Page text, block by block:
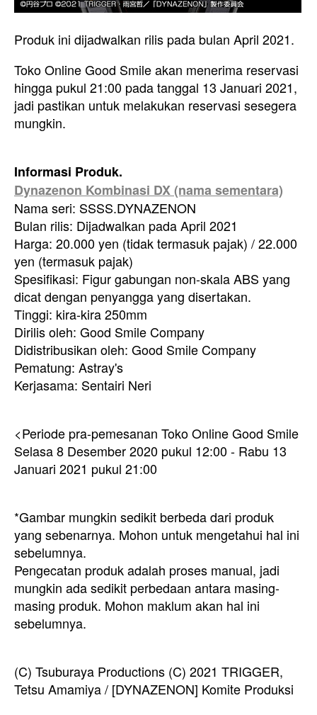
Produk ini dijadwalkan rilis pada bulan April 2021.
Toko Online Good Smile akan menerima reservasi
hingga pukul 21:00 pada tanggal 13 Januari 2021,
jadi pastikan untuk melakukan reservasi sesegera
mungkin.
Informasi Produk.
Dynazenon Kombinasi DX (nama sementara)
Nama seri: SSSS.DYNAZENON
Bulan rilis: Dijadwalkan pada April 2021
Harga: 20.000 yen (tidak termasuk pajak) / 22.000
yen (termasuk pajak)
Spesifikasi: Figur gabungan non-skala ABS yang
dicat dengan penyangga yang disertakan.
Tinggi: kira-kira 250mm
Dirilis oleh: Good Smile Company
Didistribusikan oleh: Good Smile Company
Pematung: Astray's
Kerjasama: Sentairi Neri
<Periode pra-pemesanan Toko Online Good Smile
Selasa 8 Desember 2020 pukul 12:00 - Rabu 13
Januari 2021 pukul 21:00
*Gambar mungkin sedikit berbeda dari produk
yang sebenarnya. Mohon untuk mengetahui hal ini
sebelumnya.
Pengecatan produk adalah proses manual, jadi
mungkin ada sedikit perbedaan antara masing-
masing produk. Mohon maklum akan hal ini
sebelumnya.
(C) Tsuburaya Productions (C) 2021 TRIGGER,
Tetsu Amamiya / [DYNAZENON] Komite Produksi